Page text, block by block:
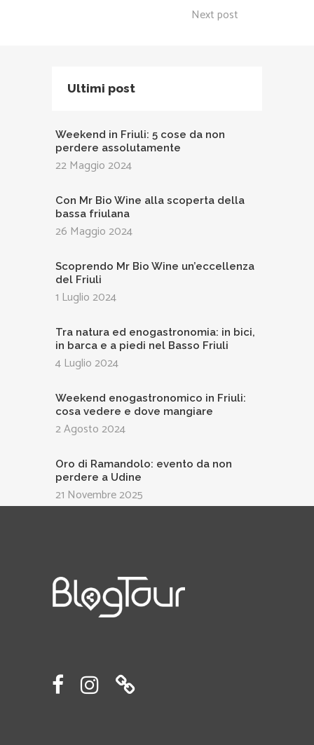
Next post
Ultimi post
Weekend in Friuli: 5 cose da non
perdere assolutamente
22 Maggio 2024
Con Mr Bio Wine alla scoperta della
bassa friulana
26 Maggio 2024
Scoprendo Mr Bio Wine un’eccellenza
del Friuli
1 Luglio 2024
Tra natura ed enogastronomia: in bici,
in barca e a piedi nel Basso Friuli
4 Luglio 2024
Weekend enogastronomico in Friuli:
cosa vedere e dove mangiare
2 Agosto 2024
Oro di Ramandolo: evento da non
perdere a Udine
21 Novembre 2025